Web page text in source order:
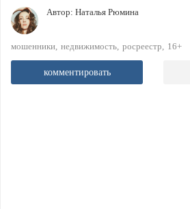
Автор: Наталья Рюмина
мошенники недвижимость росреестр 16+
комментировать